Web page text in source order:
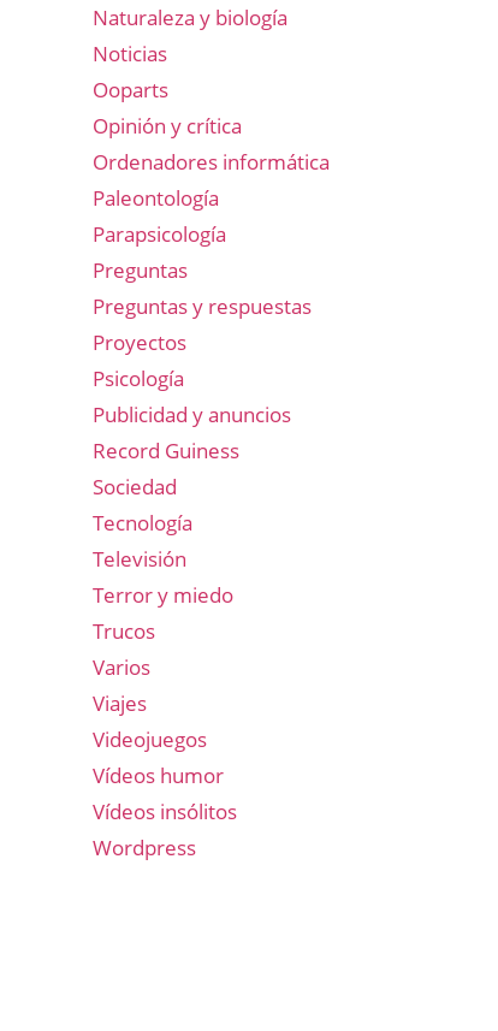
Naturaleza y biología
Noticias
Ooparts
Opinión y crítica
Ordenadores informática
Paleontología
Parapsicología
Preguntas
Preguntas y respuestas
Proyectos
Psicología
Publicidad y anuncios
Record Guiness
Sociedad
Tecnología
Televisión
Terror y miedo
Trucos
Varios
Viajes
Videojuegos
Vídeos humor
Vídeos insólitos
Wordpress